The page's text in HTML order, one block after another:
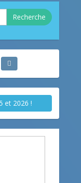
Recherche
et 2026 !